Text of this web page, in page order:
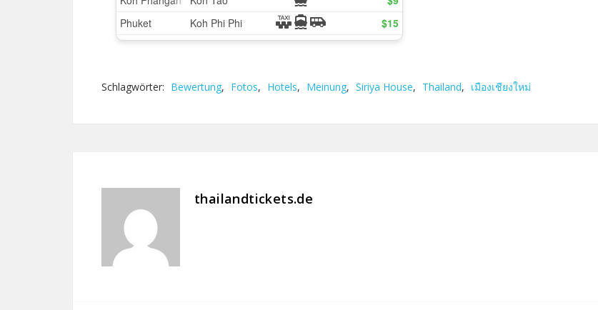
Schlagwörter: Bewertung, Fotos, Hotels, Meinung, Siriya House, Thailand, เมืองเชียงใหม่
thailandtickets.de